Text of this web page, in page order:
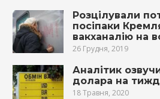
Розцілували
посіпаки
вакханалію на
26 Грудня, 2019
Аналітик
долара на
18 Травня, 2020